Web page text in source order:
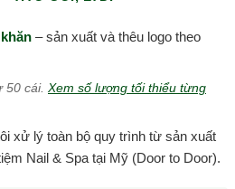
– sản xuất và thêu logo theo
50 cái. Xem số lượng tối thiểu từng
xử lý toàn bộ quy trình từ sản xuất
Nail & Spa tại Mỹ (Door to Door).